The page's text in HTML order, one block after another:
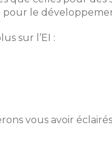
pour le
sur l’EI :
vous avoir